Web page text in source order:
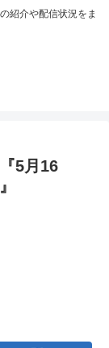
紹介や配信状況をま
5月16